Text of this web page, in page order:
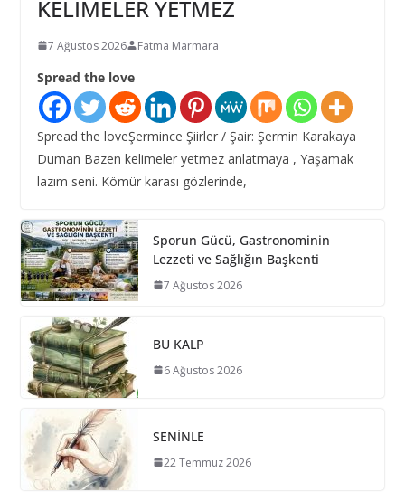
KELİMELER YETMEZ
7 Ağustos 2026 Fatma Marmara
Spread the love
Spread the loveŞermince Şiirler / Şair: Şermin Karakaya
Duman Bazen kelimeler yetmez anlatmaya , Yaşamak
lazım seni. Kömür karası gözlerinde,
Sporun Gücü, Gastronominin
Lezzeti ve Sağlığın Başkenti
7 Ağustos 2026
BU KALP
6 Ağustos 2026
SENİNLE
22 Temmuz 2026